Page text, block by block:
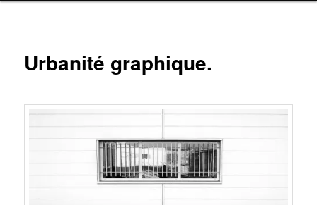
Urbanité graphique.